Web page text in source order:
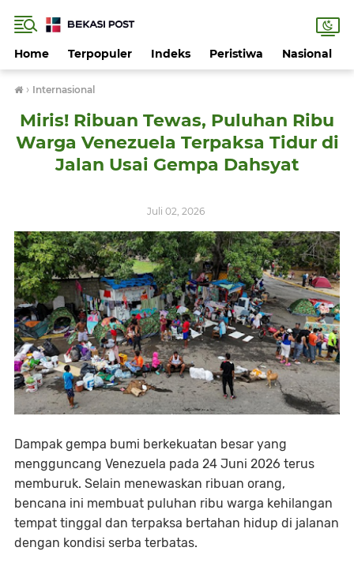
Home Terpopuler Indeks Peristiwa Nasional
› Internasional
Miris! Ribuan Tewas, Puluhan Ribu
Warga Venezuela Terpaksa Tidur di
Jalan Usai Gempa Dahsyat
Juli 02, 2026
Dampak gempa bumi berkekuatan besar yang
mengguncang Venezuela pada 24 Juni 2026 terus
memburuk. Selain menewaskan ribuan orang,
bencana ini membuat puluhan ribu warga kehilangan
tempat tinggal dan terpaksa bertahan hidup di jalanan
dengan kondisi serba terbatas.